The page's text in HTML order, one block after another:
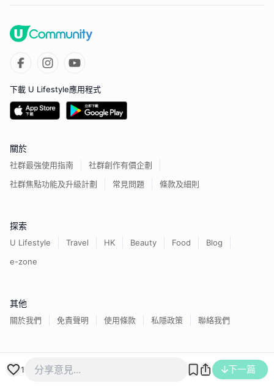
1 下一篇
下載 U Lifestyle應用程式
關於
社群最強使用指南
社群創作有價企劃
社群焦點功能及升級計劃
常見問題 條款及細則
探索
U Lifestyle Travel HK Beauty Food
Blog
e-zone
其他
關於我們 免責聲明 使用條款 私隱政策 聯絡我們
香港經濟日報版權所有©